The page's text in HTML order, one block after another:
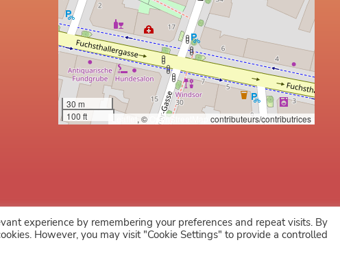
30 m
100 ft
, © OpenStreetMap contributeurs/contributrices
Mentions légales Conditions d’utilisation Vie privée Cookies
experience by remembering your preferences and repeat visits. By
However, you may visit "Cookie Settings" to provide a controlled